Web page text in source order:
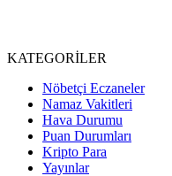
KATEGORİLER
Nöbetçi Eczaneler
Namaz Vakitleri
Hava Durumu
Puan Durumları
Kripto Para
Yayınlar